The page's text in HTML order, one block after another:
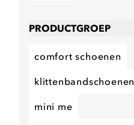
PRODUCTGROEP
comfort schoenen
klittenbandschoenen
mini me